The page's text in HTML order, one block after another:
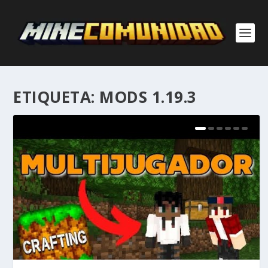
ETIQUETA: MODS 1.19.3